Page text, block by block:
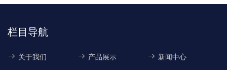
检测的结果作为及时用整
设备部件的依据。二:煤粉
栏目导航
关于我们 产品展示 新闻中心